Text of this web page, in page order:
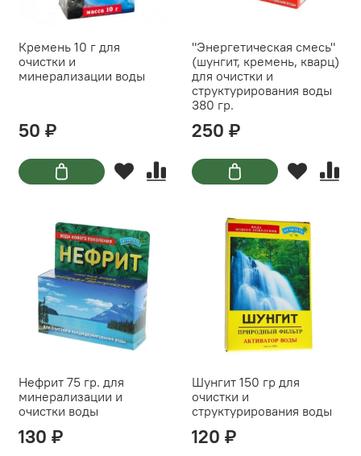
Кремень 10 г для
очистки и
минерализации воды
50 ₽
"Энергетическая смесь"
(шунгит, кремень, кварц)
для очистки и
структурирования воды
380 гр.
250 ₽
Нефрит 75 гр. для
минерализации и
очистки воды
130 ₽
Шунгит 150 гр для
очистки и
структурирования воды
120 ₽